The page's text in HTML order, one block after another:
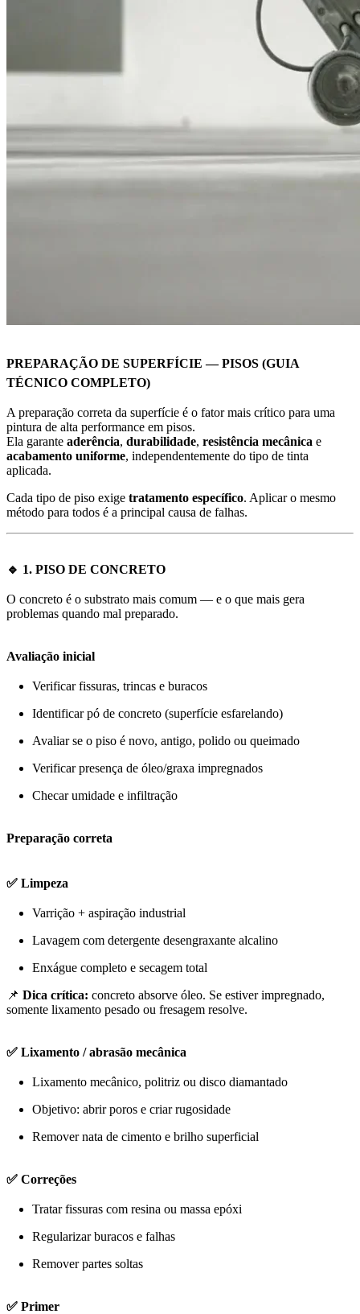
PREPARAÇÃO DE SUPERFÍCIE — PISOS (GUIA
TÉCNICO COMPLETO)
A preparação correta da superfície é o fator mais crítico para uma
pintura de alta performance em pisos.
Ela garante aderência, durabilidade, resistência mecânica e
acabamento uniforme, independentemente do tipo de tinta
aplicada.
Cada tipo de piso exige tratamento específico. Aplicar o mesmo
método para todos é a principal causa de falhas.
🔹 1. PISO DE CONCRETO
O concreto é o substrato mais comum — e o que mais gera
problemas quando mal preparado.
Avaliação inicial
Verificar fissuras, trincas e buracos
Identificar pó de concreto (superfície esfarelando)
Avaliar se o piso é novo, antigo, polido ou queimado
Verificar presença de óleo/graxa impregnados
Checar umidade e infiltração
Preparação correta
✅ Limpeza
Varrição + aspiração industrial
Lavagem com detergente desengraxante alcalino
Enxágue completo e secagem total
📌 Dica crítica: concreto absorve óleo. Se estiver impregnado,
somente lixamento pesado ou fresagem resolve.
✅ Lixamento / abrasão mecânica
Lixamento mecânico, politriz ou disco diamantado
Objetivo: abrir poros e criar rugosidade
Remover nata de cimento e brilho superficial
✅ Correções
Tratar fissuras com resina ou massa epóxi
Regularizar buracos e falhas
Remover partes soltas
✅ Primer